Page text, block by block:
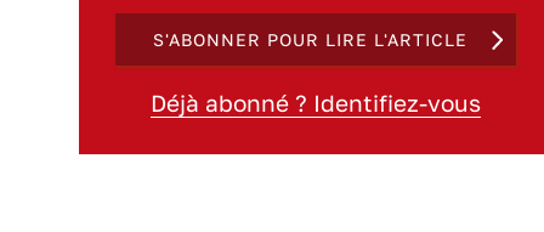
S'ABONNER POUR LIRE L'ARTICLE
Déjà abonné ? Identifiez-vous